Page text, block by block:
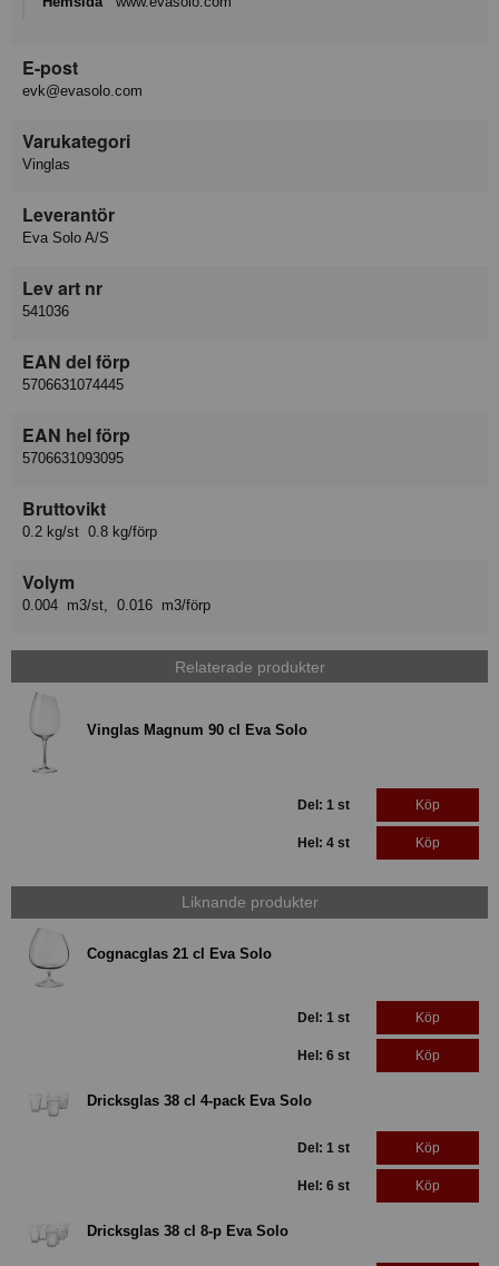
E-post
evk@evasolo.com
Varukategori
Vinglas
Leverantör
Eva Solo A/S
Lev art nr
541036
EAN del förp
5706631074445
EAN hel förp
5706631093095
Bruttovikt
0.2 kg/st 0.8 kg/förp
Volym
0.004 m3/st, 0.016 m3/förp
Relaterade produkter
Vinglas Magnum 90 cl Eva Solo
Del: 1 st Köp
Hel: 4 st Köp
Liknande produkter
Cognacglas 21 cl Eva Solo
Del: 1 st Köp
Hel: 6 st Köp
Dricksglas 38 cl 4-pack Eva Solo
Del: 1 st Köp
Hel: 6 st Köp
Dricksglas 38 cl 8-p Eva Solo